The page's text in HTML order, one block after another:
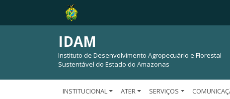
IDAM
Instituto de Desenvolvimento Agropecuário e Florestal
Sustentável do Estado do Amazonas
INSTITUCIONAL ATER SERVIÇOS